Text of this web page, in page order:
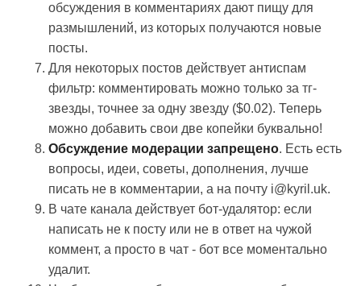
обсуждения в комментариях дают пищу для
размышлений, из которых получаются новые
посты.
Для некоторых постов действует антиспам
фильтр: комментировать можно только за тг-
звезды, точнее за одну звезду ($0.02). Теперь
можно добавить свои две копейки буквально!
Обсуждение модерации запрещено. Есть есть
вопросы, идеи, советы, дополнения, лучше
писать не в комментарии, а на почту i@kyril.uk.
В чате канала действует бот-удалятор: если
написать не к посту или не в ответ на чужой
коммент, а просто в чат - бот все моментально
удалит.